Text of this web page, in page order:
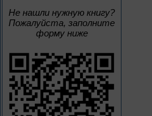
Не нашли нужную книгу?
Пожалуйста, заполните
форму ниже